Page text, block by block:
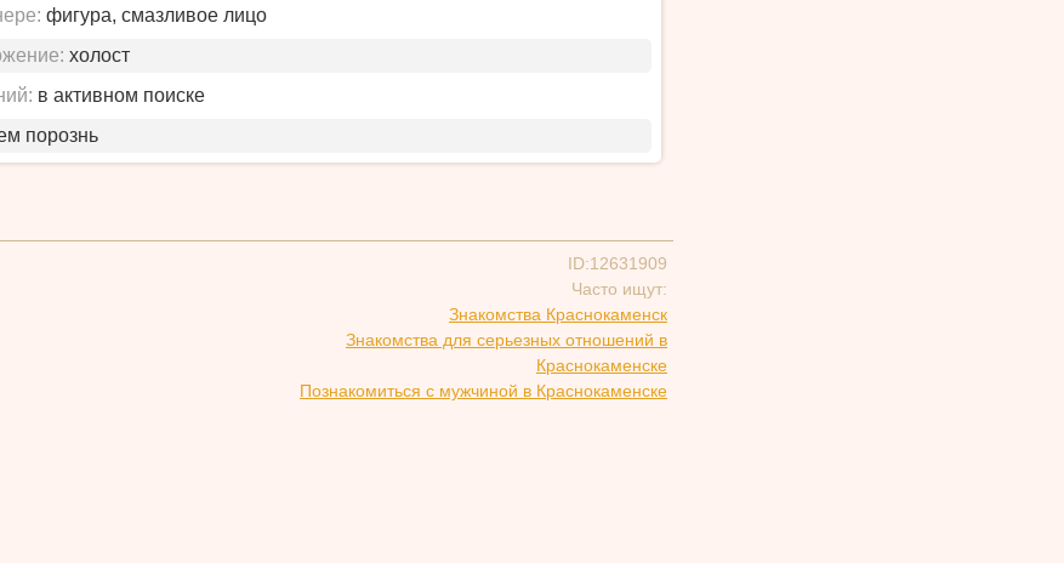
фигура, смазливое лицо
холост
в активном поиске
порознь
ID:12631909
Часто ищут:
Знакомства Краснокаменск
Знакомства для серьезных отношений в
Краснокаменске
Познакомиться с мужчиной в Краснокаменске